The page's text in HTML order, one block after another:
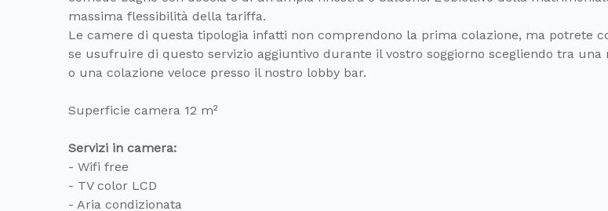
massima flessibilità della tariffa.
Le camere di questa tipologia infatti non comprendono la prima colazione, ma potrete
se usufruire di questo servizio aggiuntivo durante il vostro soggiorno scegliendo tra
o una colazione veloce presso il nostro lobby bar.
Superficie camera 12 m²
Servizi in camera:
- Wifi free
- TV color LCD
- Aria condizionata